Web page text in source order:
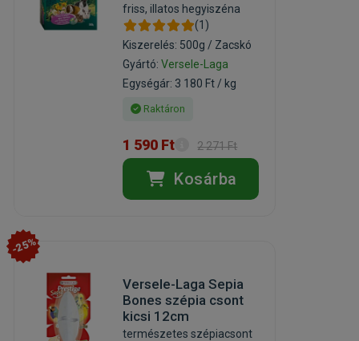
friss, illatos hegyiszéna
(1)
Kiszerelés: 500g / Zacskó
Gyártó:Versele-Laga
Egységár: 3 180 Ft / kg
Raktáron
1 590 Ft 2 271 Ft
Kosárba
-25%
Versele-Laga Sepia
Bones szépia csont
kicsi 12cm
természetes szépiacsont